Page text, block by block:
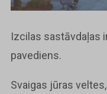
Izcilas sastāvdaļas
pavediens.
Svaigas jūras